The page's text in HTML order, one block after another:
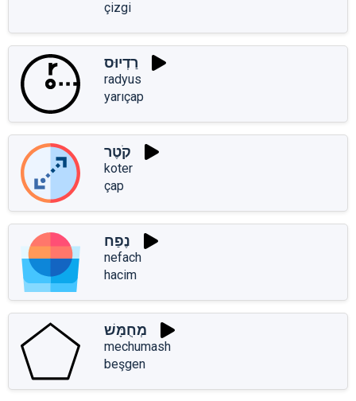
çizgi
רַדְיוּס
radyus
yarıçap
קֹטֶר
koter
çap
נֶפַח
nefach
hacim
מְחֻמָּשׁ
mechumash
beşgen